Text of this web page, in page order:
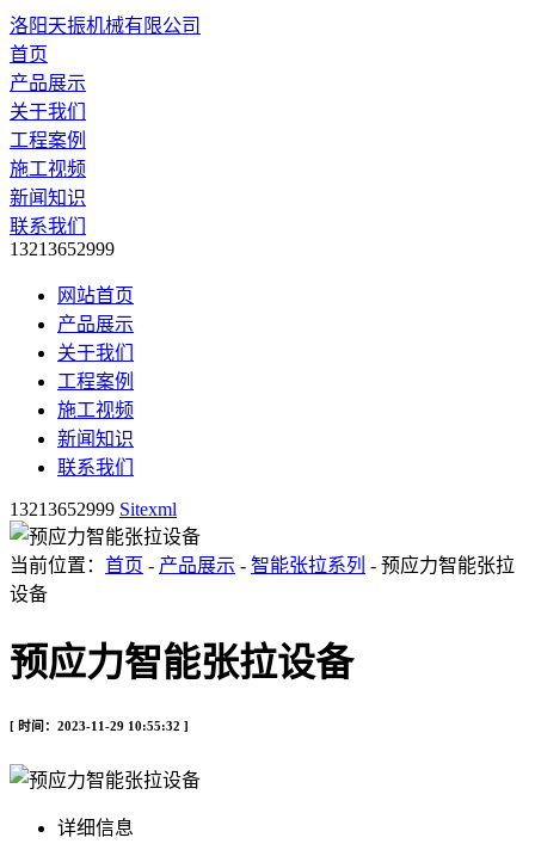
洛阳天振机械有限公司
首页
产品展示
关于我们
工程案例
施工视频
新闻知识
联系我们
13213652999
网站首页
产品展示
关于我们
工程案例
施工视频
新闻知识
联系我们
13213652999 Sitexml
当前位置： 首页 - 产品展示 - 智能张拉系列 - 预应力智能张拉
设备
预应力智能张拉设备
[ 时间：2023-11-29 10:55:32 ]
详细信息